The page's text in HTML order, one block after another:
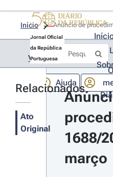
Jornal Oficial
da República
Portuguesa
Ajuda
Início
Voltar
Relacionados
Ato
Original
1688/
março